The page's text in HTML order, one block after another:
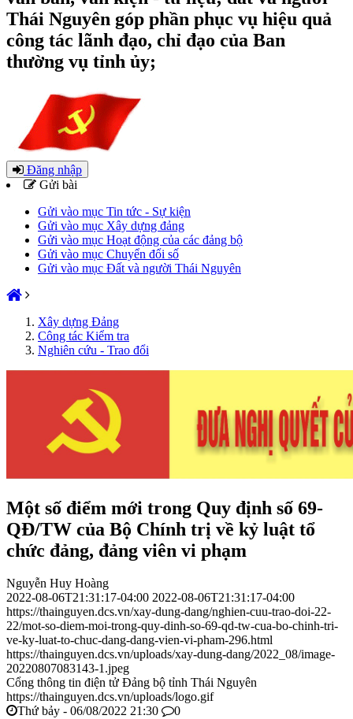
Thái Nguyên góp phần phục vụ hiệu quả
công tác lãnh đạo, chỉ đạo của Ban
thường vụ tỉnh ủy;
Đăng nhập
Gửi bài
Gửi vào mục Tin tức - Sự kiện
Gửi vào mục Xây dựng đảng
Gửi vào mục Hoạt động của các đảng bộ
Gửi vào mục Chuyển đổi số
Gửi vào mục Đất và người Thái Nguyên
Xây dựng Đảng
Công tác Kiểm tra
Nghiên cứu - Trao đổi
Một số điểm mới trong Quy định số 69-
QĐ/TW của Bộ Chính trị về kỷ luật tổ
chức đảng, đảng viên vi phạm
Nguyễn Huy Hoàng
2022-08-06T21:31:17-04:00 2022-08-06T21:31:17-04:00
https://thainguyen.dcs.vn/xay-dung-dang/nghien-cuu-trao-doi-22-
22/mot-so-diem-moi-trong-quy-dinh-so-69-qd-tw-cua-bo-chinh-tri-
ve-ky-luat-to-chuc-dang-dang-vien-vi-pham-296.html
https://thainguyen.dcs.vn/uploads/xay-dung-dang/2022_08/image-
20220807083143-1.jpeg
Cổng thông tin điện tử Đảng bộ tỉnh Thái Nguyên
https://thainguyen.dcs.vn/uploads/logo.gif
Thứ bảy - 06/08/2022 21:30
0